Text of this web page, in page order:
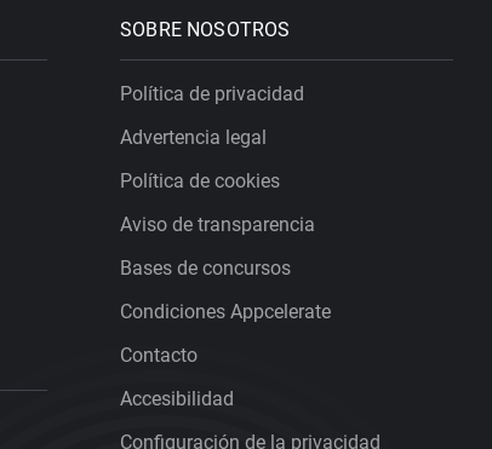
SOBRE NOSOTROS
Política de privacidad
Advertencia legal
Política de cookies
Aviso de transparencia
Bases de concursos
Condiciones Appcelerate
Contacto
Accesibilidad
Configuración de la privacidad